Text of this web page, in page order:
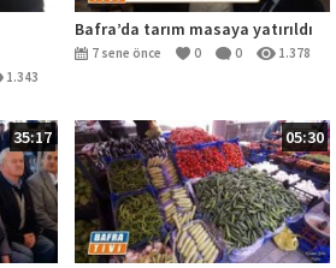
1.343
Bafra’da tarım masaya yatırıldı
7 sene önce 0 0 1.378
35:17 05:30